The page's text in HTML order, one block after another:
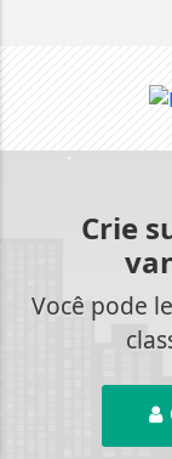
Crie
Você pode